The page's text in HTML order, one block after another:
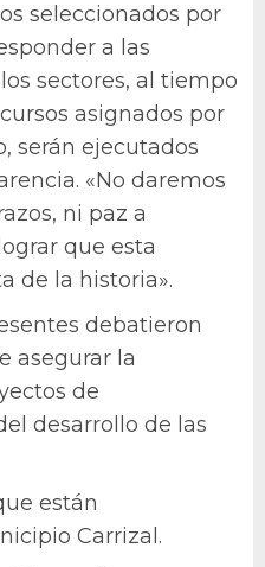
seleccionados por
a las
sectores, al tiempo
asignados por
serán ejecutados
«No daremos
ni paz a
que esta
de la historia».
debatieron
asegurar la
de
desarrollo de las
están
Carrizal.